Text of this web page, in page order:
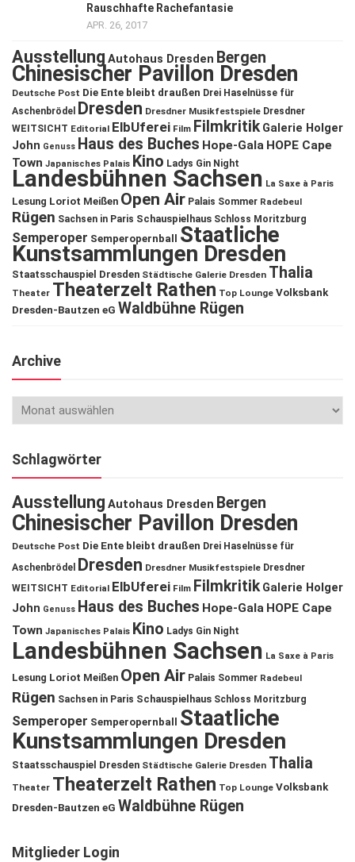
Rauschhafte Rachefantasie
APR. 26, 2017
Ausstellung Autohaus Dresden Bergen
Chinesischer Pavillon Dresden
Deutsche Post Die Ente bleibt draußen Drei Haselnüsse für
Aschenbrödel
Dresden Dresdner Musikfestspiele Dresdner
WEITSICHT Editorial ElbUferei Film Filmkritik Galerie Holger
John Genuss Haus des Buches Hope-Gala HOPE Cape
Town Japanisches Palais Kino Ladys Gin Night
Landesbühnen Sachsen La Saxe à Paris
Lesung Loriot Meißen Open Air Palais Sommer Radebeul
Rügen Sachsen in Paris Schauspielhaus Schloss Moritzburg
Semperoper Semperopernball Staatliche
Kunstsammlungen Dresden
Staatsschauspiel Dresden Städtische Galerie Dresden Thalia
Theater Theaterzelt Rathen Top Lounge Volksbank
Dresden-Bautzen eG Waldbühne Rügen
Archive
Schlagwörter
Ausstellung Autohaus Dresden Bergen
Chinesischer Pavillon Dresden
Deutsche Post Die Ente bleibt draußen Drei Haselnüsse für
Aschenbrödel
Dresden Dresdner Musikfestspiele Dresdner
WEITSICHT Editorial ElbUferei Film Filmkritik Galerie Holger
John Genuss Haus des Buches Hope-Gala HOPE Cape
Town Japanisches Palais Kino Ladys Gin Night
Landesbühnen Sachsen La Saxe à Paris
Lesung Loriot Meißen Open Air Palais Sommer Radebeul
Rügen Sachsen in Paris Schauspielhaus Schloss Moritzburg
Semperoper Semperopernball
Staatliche
Kunstsammlungen Dresden
Staatsschauspiel Dresden Städtische Galerie Dresden Thalia
Theater Theaterzelt Rathen Top Lounge Volksbank
Dresden-Bautzen eG Waldbühne Rügen
Mitglieder Login